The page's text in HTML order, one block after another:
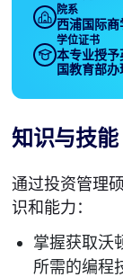
院系
西浦国际商
学位证书
本专业授予
国教育部办
知识与技能
通过投资管理
识和能力：
掌握获取沃
所需的编程